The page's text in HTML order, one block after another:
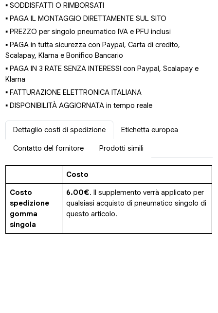
▪ SODDISFATTI O RIMBORSATI
▪ PAGA IL MONTAGGIO DIRETTAMENTE SUL SITO
▪ PREZZO per singolo pneumatico IVA e PFU inclusi
▪ PAGA in tutta sicurezza con Paypal, Carta di credito,
Scalapay, Klarna e Bonifico Bancario
▪ PAGA IN 3 RATE SENZA INTERESSI con Paypal, Scalapay e
Klarna
▪ FATTURAZIONE ELETTRONICA ITALIANA
▪ DISPONIBILITÀ AGGIORNATA in tempo reale
Dettaglio costi di spedizione Etichetta europea
Contatto del fornitore Prodotti simili
Costo
Costo
spedizione
gomma
singola
6.00€. Il supplemento verrà applicato per
qualsiasi acquisto di pneumatico singolo di
questo articolo.